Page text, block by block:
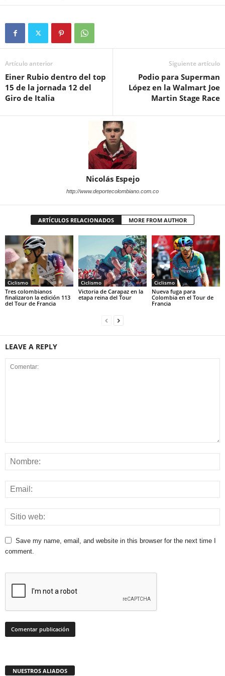
Artículo anterior
Einer Rubio dentro del top
15 de la jornada 12 del
Giro de Italia
Siguiente artículo
Podio para Superman
López en la Walmart Joe
Martin Stage Race
Nicolás Espejo
http://www.deportecolombiano.com.co
ARTÍCULOS RELACIONADOS MORE FROM AUTHOR
Ciclismo
Tres colombianos
finalizaron la edición 113
del Tour de Francia
Ciclismo
Victoria de Carapaz en la
etapa reina del Tour
Ciclismo
Nueva fuga para
Colombia en el Tour de
Francia
LEAVE A REPLY
Save my name, email, and website in this browser for the next time I
comment.
NUESTROS ALIADOS